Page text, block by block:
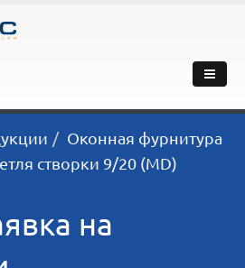
Оконная фурнитура
створки 9/20 (MD)
на